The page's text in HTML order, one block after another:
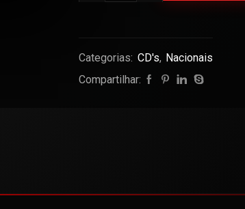
Categorias: CD's, Nacionais
Compartilhar: